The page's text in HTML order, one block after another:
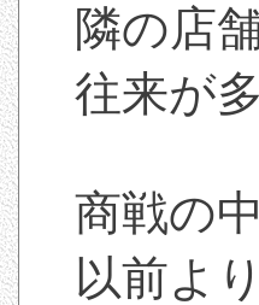
隣の店
往来が
商戦の
以前よ